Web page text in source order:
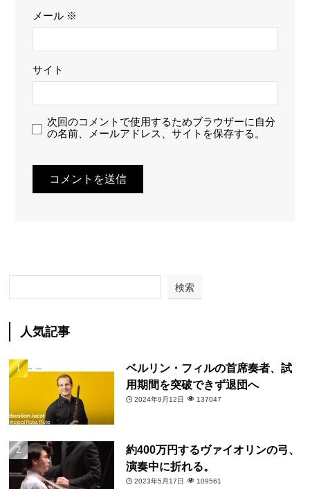
メール ※
サイト
次回のコメントで使用するためブラウザーに自分
の名前、メールアドレス、サイトを保存する。
検索
人気記事
ベルリン・フィルの首席奏者、試
用期間を突破できず退団へ
2024年9月12日 137047
約400万円するヴァイオリンの弓、
演奏中に折れる。
2023年5月17日 109561